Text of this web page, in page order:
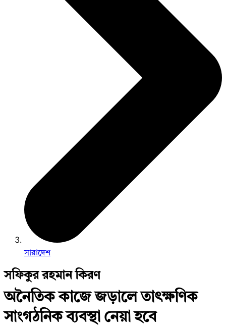
সারাদেশ
সফিকুর রহমান কিরণ
অনৈতিক কাজে জড়ালে তাৎক্ষণিক
সাংগঠনিক ব্যবস্থা নেয়া হবে